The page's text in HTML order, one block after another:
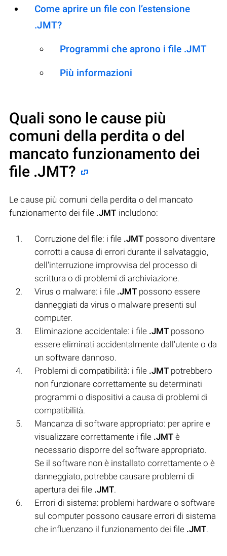
Come aprire un file con l’estensione
.JMT?
Programmi che aprono i file .JMT
Più informazioni
Quali sono le cause più
comuni della perdita o del
mancato funzionamento dei
file .JMT?
Le cause più comuni della perdita o del mancato
funzionamento dei file .JMT includono:
Corruzione del file: i file .JMT possono diventare
corrotti a causa di errori durante il salvataggio,
dell'interruzione improvvisa del processo di
scrittura o di problemi di archiviazione.
Virus o malware: i file .JMT possono essere
danneggiati da virus o malware presenti sul
computer.
Eliminazione accidentale: i file .JMT possono
essere eliminati accidentalmente dall'utente o da
un software dannoso.
Problemi di compatibilità: i file .JMT potrebbero
non funzionare correttamente su determinati
programmi o dispositivi a causa di problemi di
compatibilità.
Mancanza di software appropriato: per aprire e
visualizzare correttamente i file .JMT è
necessario disporre del software appropriato.
Se il software non è installato correttamente o è
danneggiato, potrebbe causare problemi di
apertura dei file .JMT.
Errori di sistema: problemi hardware o software
sul computer possono causare errori di sistema
che influenzano il funzionamento dei file .JMT.